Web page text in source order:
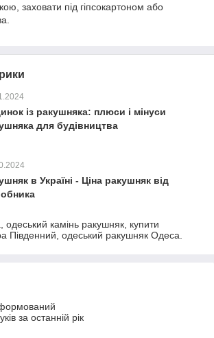
заховати під гіпсокартоном або
із ракушняка: плюси і мінуси
для будівництва
в Україні - Ціна ракушняк від
одеський камінь ракушняк, купити
Південний, одеський ракушняк Одеса.
за останній рік